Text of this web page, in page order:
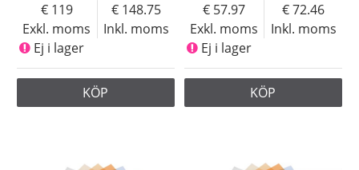
Exkl. moms
119
Inkl. moms
148.75
Ej i lager
KÖP
Exkl. moms
57.97
Inkl. moms
72.46
Ej i lager
KÖP